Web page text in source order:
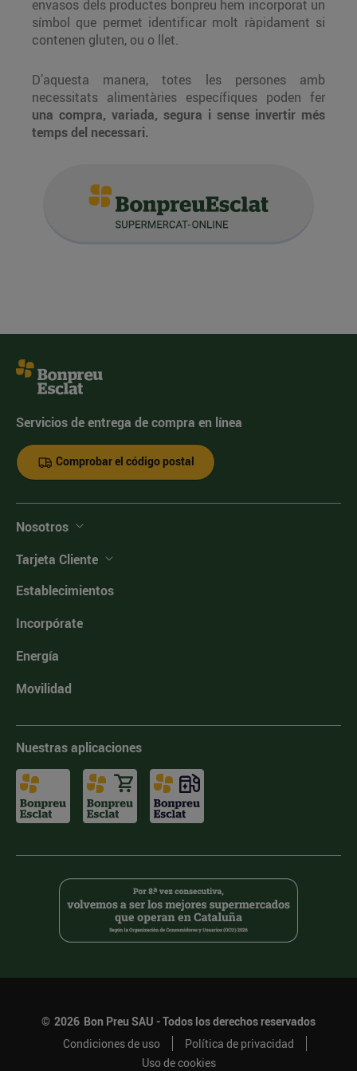
envasos dels productes bonpreu hem incorporat un
símbol que permet identificar molt ràpidament si
contenen gluten, ou o llet.
D’aquesta manera, totes les persones amb
necessitats alimentàries específiques poden fer
una compra, variada, segura i sense invertir més
temps del necessari.
Servicios de entrega de compra en línea
Comprobar el código postal
Nosotros
Tarjeta Cliente
Establecimientos
Incorpórate
Energía
Movilidad
Nuestras aplicaciones
© 2026 Bon Preu SAU - Todos los derechos reservados
Condiciones de uso
Política de privacidad
Uso de cookies